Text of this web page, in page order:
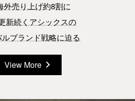
外売り上げ約8割に
新続くアシックスの
ブランド戦略に迫る
View More